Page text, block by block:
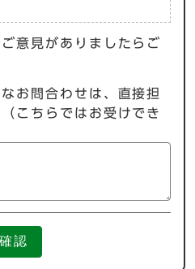
意見がありましたらご
お問合わせは、直接担
こちらではお受けでき
確認